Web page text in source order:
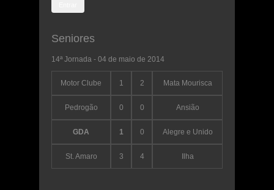
Seniores
14ª Jornada - 04 de maio de 2014
Motor Clube 1 2 Mata Mourisca
Pedrogão 0 0 Ansião
GDA 1 0 Alegre e Unido
St. Amaro 3 4 Ilha